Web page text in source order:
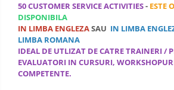
Rezolvarea Conflictelor /
Neintelegerilor / Disputelor
Servicii & Relationarea cu Clientii
Teambuilding
50 CUSTOMER SERVICE ACTIVITIES- ESTE
DISPONIBILA
IN LIMBA ENGLEZASAU IN LIMBA
LIMBA ROMANA
IDEAL DE UTLIZAT DE CATRE TRAINERI /
EVALUATORI IN CURSURI,
COMPETENTE.